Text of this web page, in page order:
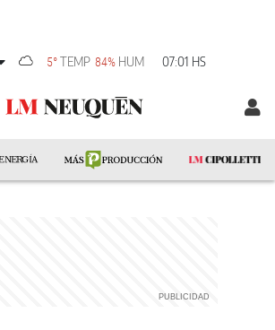
5°TEMP 84% HUM 07:01 HS